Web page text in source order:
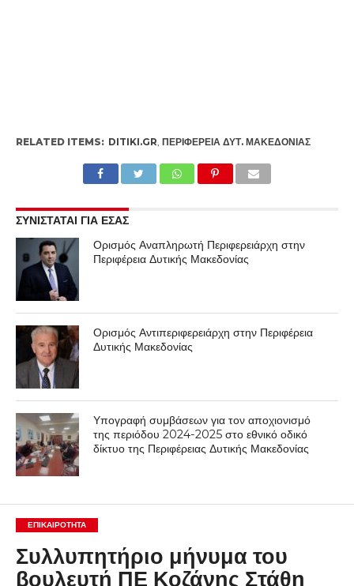
RELATED ITEMS: DITIKI.GR, ΠΕΡΙΦΈΡΕΙΑ ΔΥΤ. ΜΑΚΕΔΟΝΊΑΣ
ΣΥΝΙΣΤΑΤΑΙ ΓΙΑ ΕΣΑΣ
Ορισμός Αναπληρωτή Περιφερειάρχη στην
Περιφέρεια Δυτικής Μακεδονίας
Ορισμός Αντιπεριφερειάρχη στην Περιφέρεια
Δυτικής Μακεδονίας
Υπογραφή συμβάσεων για τον αποχιονισμό
της περιόδου 2024-2025 στο εθνικό οδικό
δίκτυο της Περιφέρειας Δυτικής Μακεδονίας
ΕΠΙΚΑΙΡΟΤΗΤΑ
Συλλυπητήριο μήνυμα του
βουλευτή ΠΕ Κοζάνης Στάθη